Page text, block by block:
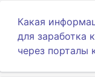
Какая
для заработка
через порталы